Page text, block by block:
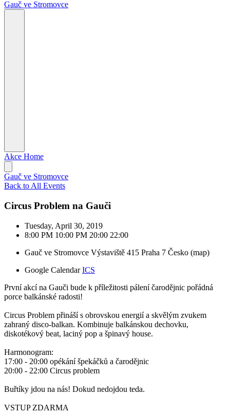
Gauč ve Stromovce
Akce Home
Gauč ve Stromovce
Back to All Events
Circus Problem na Gauči
Tuesday, April 30, 2019
8:00 PM 10:00 PM 20:00 22:00
Gauč ve Stromovce Výstaviště 415 Praha 7 Česko (map)
Google CalendarICS
První akcí na Gauči bude k příležitosti pálení čarodějnic pořádná
porce balkánské radosti!
Circus Problem přináší s obrovskou energií a skvělým zvukem
zahraný disco-balkan. Kombinuje balkánskou dechovku,
diskotékový beat, laciný pop a špinavý house.
Harmonogram:
17:00 - 20:00 opékání špekáčků a čarodějnic
20:00 - 22:00 Circus problem
Buřtíky jdou na nás! Dokud nedojdou teda.
VSTUP ZDARMA